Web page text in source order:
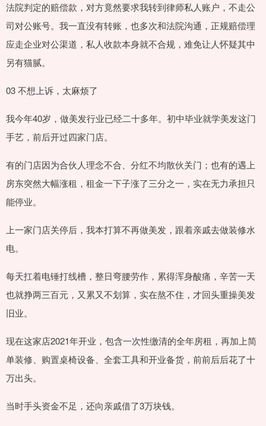
法院判定的赔偿款，对方竟然要求我转到律师私人账户，不走公
司对公账号。我一直没有转账，也多次和法院沟通，正规赔偿理
应走企业对公渠道，私人收款本身就不合规，难免让人怀疑其中
另有猫腻。
03 不想上诉，太麻烦了
我今年40岁，做美发行业已经二十多年。初中毕业就学美发这门
手艺，前后开过四家门店。
有的门店因为合伙人理念不合、分红不均散伙关门；也有的遇上
房东突然大幅涨租，租金一下子涨了三分之一，实在无力承担只
能停业。
上一家门店关停后，我本打算不再做美发，跟着亲戚去做装修水
电。
每天扛着电锤打线槽，整日弯腰劳作，累得浑身酸痛，辛苦一天
也就挣两三百元，又累又不划算，实在熬不住，才回头重操美发
旧业。
现在这家店2021年开业，包含一次性缴清的全年房租，再加上简
单装修、购置桌椅设备、全套工具和开业备货，前前后后花了十
万出头。
当时手头资金不足，还向亲戚借了3万块钱。